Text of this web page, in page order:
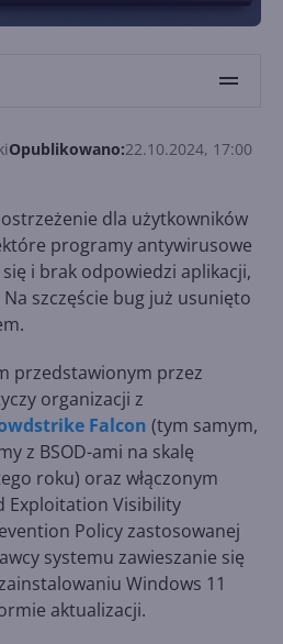
Opublikowano:22.10.2024, 17:00
dla użytkowników
programy antywirusowe
i brak odpowiedzi aplikacji,
szczęście bug już usunięto
przedstawionym przez
organizacji z
Falcon (tym samym,
z BSOD-ami na skalę
roku) oraz włączonym
Exploitation Visibility
Policy zastosowanej
systemu zawieszanie się
Windows 11
aktualizacji.